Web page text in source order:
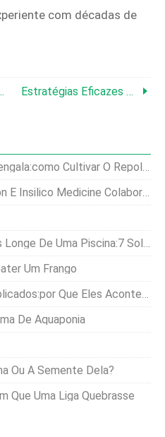
com décadas de
De Raiz Longa Estratégias Eficazes E Humanas Para Manter Os Esquilos Longe De Sua Varanda E Garagem
Cultivar O Repolho De Bengala
Colaboram Em Inteligência Artificial.
Piscina:7 Soluções Simples Que Funcionam
Um Frango
Que Eles Acontecem E Muito Mais…
De Aquaponia
Ou A Semente Dela?
Que Uma Liga Quebrasse